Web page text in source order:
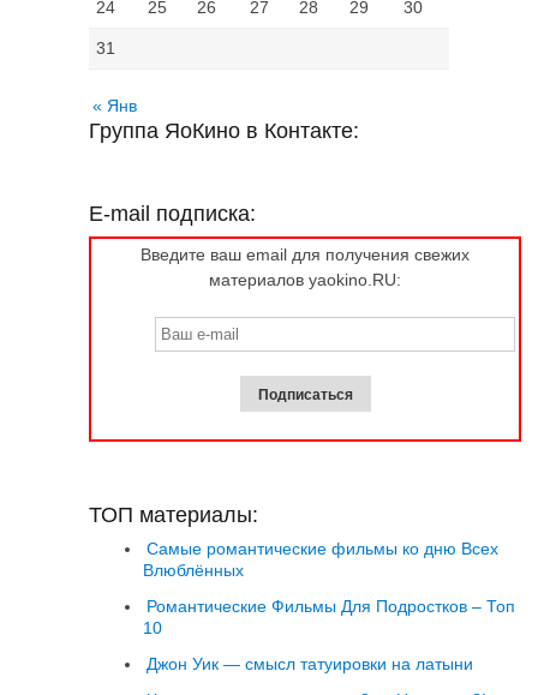
24 25 26 27 28 29 30
31
« Янв
Группа ЯоКино в Контакте:
E-mail подписка:
Введите ваш email для получения свежих
материалов yaokino.RU:
ТОП материалы:
Самые романтические фильмы ко дню Всех
Влюблённых
Романтические Фильмы Для Подростков – Топ
10
Джон Уик — смысл татуировки на латыни